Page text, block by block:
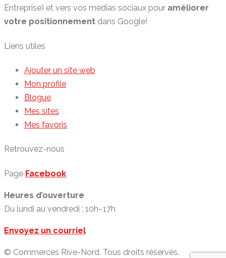
Entreprise) et vers vos médias sociaux pour améliorer
votre positionnement dans Google!
Liens utiles
Ajouter un site web
Mon profile
Blogue
Mes sites
Mes favoris
Retrouvez-nous
Page Facebook
Heures d’ouverture
Du lundi au vendredi : 10h–17h
Envoyez un courriel
© Commerces Rive-Nord. Tous droits réservés.